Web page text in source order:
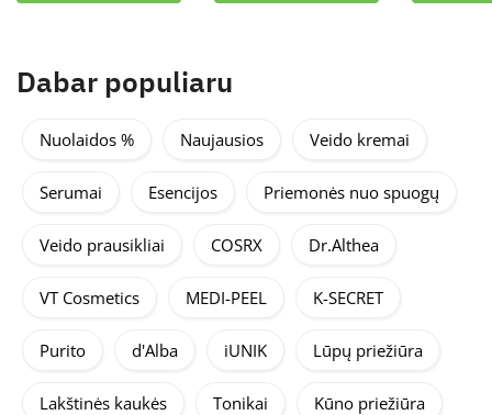
Dabar populiaru
Nuolaidos % Naujausios Veido kremai
Serumai Esencijos Priemonės nuo spuogų
Veido prausikliai COSRX Dr.Althea
VT Cosmetics MEDI-PEEL K-SECRET
Purito d'Alba iUNIK Lūpų priežiūra
Lakštinės kaukės Tonikai Kūno priežiūra